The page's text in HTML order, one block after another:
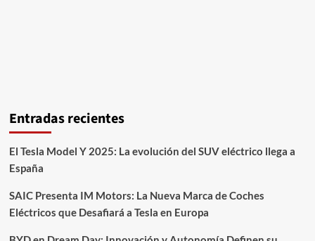
Entradas recientes
El Tesla Model Y 2025: La evolución del SUV eléctrico llega a
España
SAIC Presenta IM Motors: La Nueva Marca de Coches
Eléctricos que Desafiará a Tesla en Europa